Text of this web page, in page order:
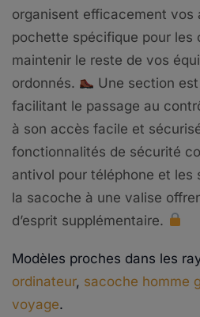
organisent efficacement vos
pochette spécifique pour les
maintenir le reste de vos
ordonnés.
Une section
facilitant le passage au
à son accès facile et
fonctionnalités de sécurité
antivol pour téléphone et les
la sacoche à une valise
d’esprit supplémentaire.
Modèles proches dans les
ordinateur, sacoche homme
voyage.